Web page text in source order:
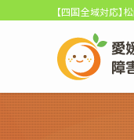
選ばれる3つの
【四国全域対応】